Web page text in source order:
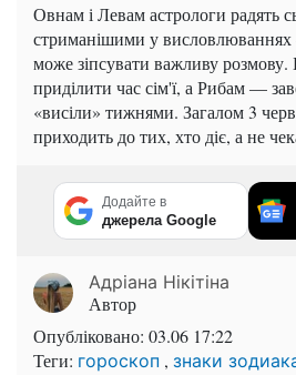
Овнам і Левам астрологи радять
стриманішими у висловлюваннях
може зіпсувати важливу
приділити час сім'ї, а Рибам —
«висіли» тижнями. Загалом 3
приходить до тих, хто діє, а не
Додайте в
джерела Google
Адріана Нікітіна
Автор
Опубліковано: 03.06 17:22
Теги: гороскоп , знаки